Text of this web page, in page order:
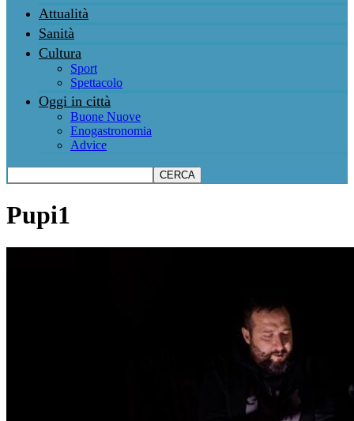
Attualità
Sanità
Cultura
Sport
Spettacolo
Oggi in città
Buone Nuove
Enogastronomia
Advice
Pupi1